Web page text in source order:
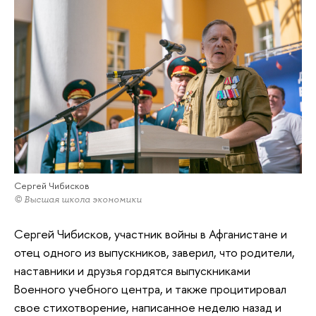
Сергей Чибисков
© Высшая школа экономики
Сергей Чибисков, участник войны в Афганистане и
отец одного из выпускников, заверил, что родители,
наставники и друзья гордятся выпускниками
Военного учебного центра, и также процитировал
свое стихотворение, написанное неделю назад и